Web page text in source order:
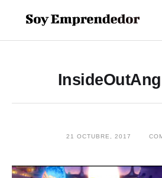
21 OCTUBRE, 2017